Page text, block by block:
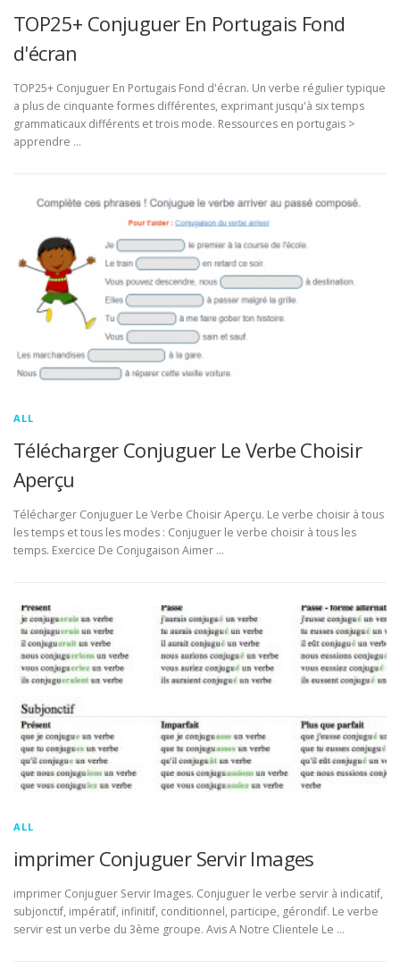
TOP25+ Conjuguer En Portugais Fond
d'écran
TOP25+ Conjuguer En Portugais Fond d'écran. Un verbe régulier typique
a plus de cinquante formes différentes, exprimant jusqu'à six temps
grammaticaux différents et trois mode. Ressources en portugais >
apprendre …
ALL
Télécharger Conjuguer Le Verbe Choisir
Aperçu
Télécharger Conjuguer Le Verbe Choisir Aperçu. Le verbe choisir à tous
les temps et tous les modes : Conjuguer le verbe choisir à tous les
temps. Exercice De Conjugaison Aimer …
ALL
imprimer Conjuguer Servir Images
imprimer Conjuguer Servir Images. Conjuguer le verbe servir à indicatif,
subjonctif, impératif, infinitif, conditionnel, participe, gérondif. Le verbe
servir est un verbe du 3ème groupe. Avis A Notre Clientele Le …